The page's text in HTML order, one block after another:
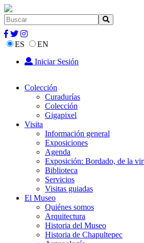
ES
EN
Iniciar Sesión
Colección
Curadurías
Colección
Gigapixel
Visita
Información general
Exposiciones
Agenda
Exposición: Bordado, de la
Biblioteca
Servicios
Visitas guiadas
El Museo
Quiénes somos
Arquitectura
Historia del Museo
Historia de Chapultepec